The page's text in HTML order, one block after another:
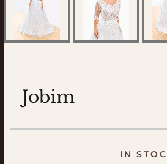
Jobim
IN